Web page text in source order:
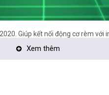
Giúp kết nối động cơ rèm với
Sản phẩm được tạo ra với mục
hạn chế
Xem thêm